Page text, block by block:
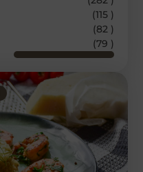
(115 )
(82 )
(79 )